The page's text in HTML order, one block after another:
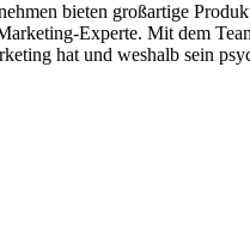
bieten großartige
Experte. Mit dem
hat und weshalb sein